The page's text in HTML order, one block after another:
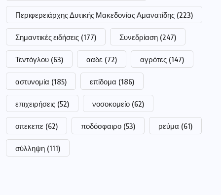
Περιφερειάρχης Δυτικής Μακεδονίας Αμανατίδης (223)
Σημαντικές ειδήσεις (177) Συνεδρίαση (247)
Τεντόγλου (63) ααδε (72) αγρότες (147)
αστυνομία (185) επίδομα (186)
επιχειρήσεις (52) νοσοκομείο (62)
οπεκεπε (62) ποδόσφαιρο (53) ρεύμα (61)
σύλληψη (111)